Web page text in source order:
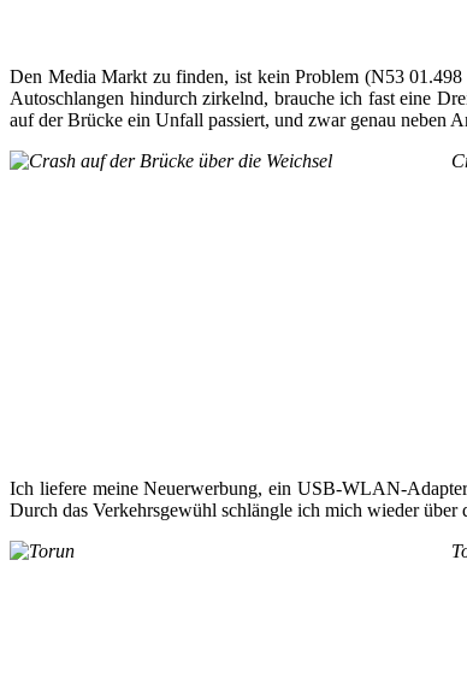
Den Media Markt zu finden, ist kein Problem (N53
Autoschlangen hindurch zirkelnd, brauche ich fast eine
auf der Brücke ein Unfall passiert, und zwar genau neben
Ich liefere meine Neuerwerbung, ein USB-WLAN-
Durch das Verkehrsgewühl schlängle ich mich wieder